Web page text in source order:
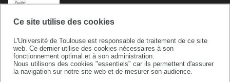
Ce site utilise des cookies
L'Université de Toulouse est responsable de traitement de ce site
web. Ce dernier utilise des cookies nécessaires à son
fonctionnement optimal et à son administration.
Nous utilisons des cookies "essentiels" car ils permettent d'assurer
la navigation sur notre site web et de mesurer son audience.